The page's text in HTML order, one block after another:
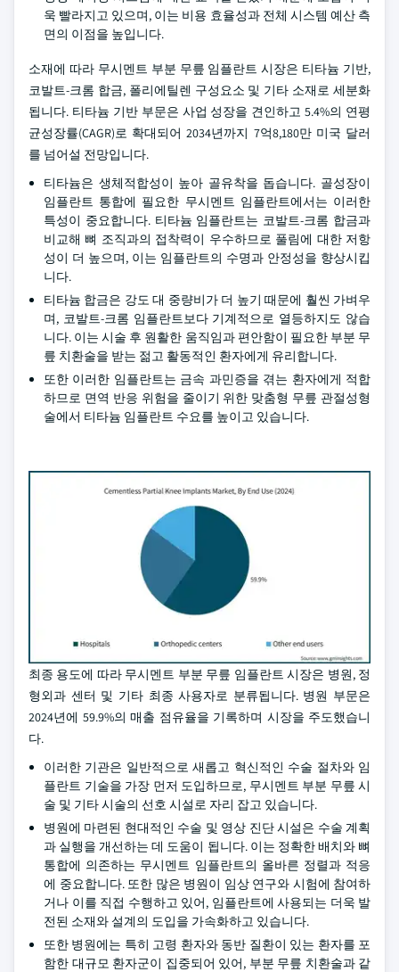
욱 빨라지고 있으며, 이는 비용 효율성과 전체 시스템 예산 측
면의 이점을 높입니다.
소재에 따라 무시멘트 부분 무릎 임플란트 시장은 티타늄 기반,
코발트-크롬 합금, 폴리에틸렌 구성요소 및 기타 소재로 세분화
됩니다. 티타늄 기반 부문은 사업 성장을 견인하고 5.4%의 연평
균성장률(CAGR)로 확대되어 2034년까지 7억8,180만 미국 달러
를 넘어설 전망입니다.
티타늄은 생체적합성이 높아 골유착을 돕습니다. 골성장이
임플란트 통합에 필요한 무시멘트 임플란트에서는 이러한
특성이 중요합니다. 티타늄 임플란트는 코발트-크롬 합금과
비교해 뼈 조직과의 접착력이 우수하므로 풀림에 대한 저항
성이 더 높으며, 이는 임플란트의 수명과 안정성을 향상시킵
니다.
티타늄 합금은 강도 대 중량비가 더 높기 때문에 훨씬 가벼우
며, 코발트-크롬 임플란트보다 기계적으로 열등하지도 않습
니다. 이는 시술 후 원활한 움직임과 편안함이 필요한 부분 무
릎 치환술을 받는 젊고 활동적인 환자에게 유리합니다.
또한 이러한 임플란트는 금속 과민증을 겪는 환자에게 적합
하므로 면역 반응 위험을 줄이기 위한 맞춤형 무릎 관절성형
술에서 티타늄 임플란트 수요를 높이고 있습니다.
최종 용도에 따라 무시멘트 부분 무릎 임플란트 시장은 병원, 정
형외과 센터 및 기타 최종 사용자로 분류됩니다. 병원 부문은
2024년에 59.9%의 매출 점유율을 기록하며 시장을 주도했습니
다.
이러한 기관은 일반적으로 새롭고 혁신적인 수술 절차와 임
플란트 기술을 가장 먼저 도입하므로, 무시멘트 부분 무릎 시
술 및 기타 시술의 선호 시설로 자리 잡고 있습니다.
병원에 마련된 현대적인 수술 및 영상 진단 시설은 수술 계획
과 실행을 개선하는 데 도움이 됩니다. 이는 정확한 배치와 뼈
통합에 의존하는 무시멘트 임플란트의 올바른 정렬과 적응
에 중요합니다. 또한 많은 병원이 임상 연구와 시험에 참여하
거나 이를 직접 수행하고 있어, 임플란트에 사용되는 더욱 발
전된 소재와 설계의 도입을 가속화하고 있습니다.
또한 병원에는 특히 고령 환자와 동반 질환이 있는 환자를 포
함한 대규모 환자군이 집중되어 있어, 부분 무릎 치환술과 같